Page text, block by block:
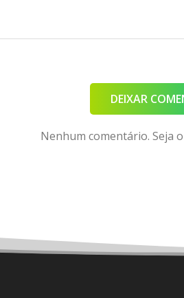
DEIXAR
Nenhum comentário. Seja